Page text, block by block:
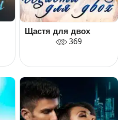
Щастя для двох
369